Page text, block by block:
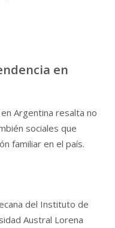
en
Argentina resalta no
sociales que
familiar en el país.
del Instituto de
Austral Lorena